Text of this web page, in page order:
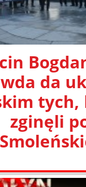
da
tych,
zginęli